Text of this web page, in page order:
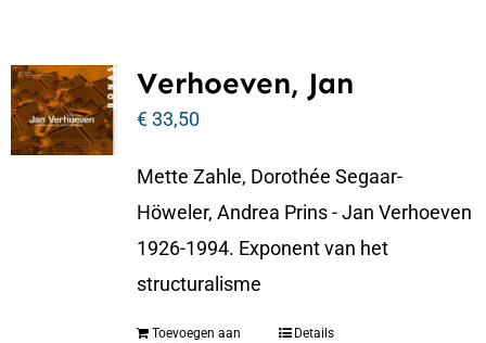
Verhoeven, Jan
€33,50
Mette Zahle, Dorothée Segaar-
Höweler, Andrea Prins - Jan Verhoeven
1926-1994. Exponent van het
structuralisme
Toevoegen aan
Details